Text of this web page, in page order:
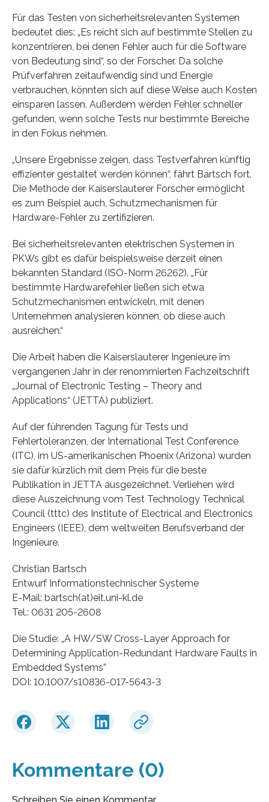
Für das Testen von sicherheitsrelevanten Systemen
bedeutet dies: „Es reicht sich auf bestimmte Stellen zu
konzentrieren, bei denen Fehler auch für die Software
von Bedeutung sind“, so der Forscher. Da solche
Prüfverfahren zeitaufwendig sind und Energie
verbrauchen, könnten sich auf diese Weise auch Kosten
einsparen lassen. Außerdem werden Fehler schneller
gefunden, wenn solche Tests nur bestimmte Bereiche
in den Fokus nehmen.
„Unsere Ergebnisse zeigen, dass Testverfahren künftig
effizienter gestaltet werden können“, fährt Bartsch fort.
Die Methode der Kaiserslauterer Forscher ermöglicht
es zum Beispiel auch, Schutzmechanismen für
Hardware-Fehler zu zertifizieren.
Bei sicherheitsrelevanten elektrischen Systemen in
PKWs gibt es dafür beispielsweise derzeit einen
bekannten Standard (ISO-Norm 26262). „Für
bestimmte Hardwarefehler ließen sich etwa
Schutzmechanismen entwickeln, mit denen
Unternehmen analysieren können, ob diese auch
ausreichen.“
Die Arbeit haben die Kaiserslauterer Ingenieure im
vergangenen Jahr in der renommierten Fachzeitschrift
„Journal of Electronic Testing – Theory and
Applications“ (JETTA) publiziert.
Auf der führenden Tagung für Tests und
Fehlertoleranzen, der International Test Conference
(ITC), im US-amerikanischen Phoenix (Arizona) wurden
sie dafür kürzlich mit dem Preis für die beste
Publikation in JETTA ausgezeichnet. Verliehen wird
diese Auszeichnung vom Test Technology Technical
Council (tttc) des Institute of Electrical and Electronics
Engineers (IEEE), dem weltweiten Berufsverband der
Ingenieure.
Christian Bartsch
Entwurf Informationstechnischer Systeme
E-Mail: bartsch(at)eit.uni-kl.de
Tel.: 0631 205-2608
Die Studie: „A HW/SW Cross-Layer Approach for
Determining Application-Redundant Hardware Faults in
Embedded Systems”
DOI: 10.1007/s10836-017-5643-3
Kommentare (0)